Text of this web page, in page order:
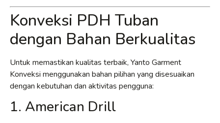
Konveksi PDH Tuban
dengan Bahan Berkualitas
Untuk memastikan kualitas terbaik, Yanto Garment
Konveksi menggunakan bahan pilihan yang disesuaikan
dengan kebutuhan dan aktivitas pengguna:
1. American Drill